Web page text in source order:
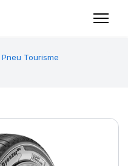
Pneu Tourisme